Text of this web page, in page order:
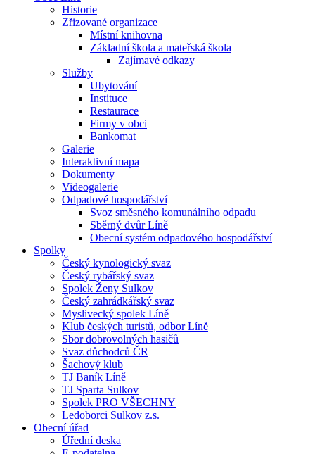
Historie
Zřizované organizace
Místní knihovna
Základní škola a mateřská škola
Zajímavé odkazy
Služby
Ubytování
Instituce
Restaurace
Firmy v obci
Bankomat
Galerie
Interaktivní mapa
Dokumenty
Videogalerie
Odpadové hospodářství
Svoz směsného komunálního odpadu
Sběrný dvůr Líně
Obecní systém odpadového hospodářství
Spolky
Český kynologický svaz
Český rybářský svaz
Spolek Ženy Sulkov
Český zahrádkářský svaz
Myslivecký spolek Líně
Klub českých turistů, odbor Líně
Sbor dobrovolných hasičů
Svaz důchodců ČR
Šachový klub
TJ Baník Líně
TJ Sparta Sulkov
Spolek PRO VŠECHNY
Ledoborci Sulkov z.s.
Obecní úřad
Úřední deska